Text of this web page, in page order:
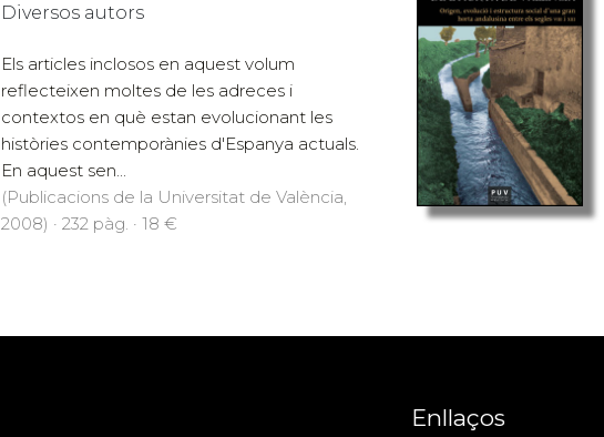
Diversos autors
Els articles inclosos en aquest volum
reflecteixen moltes de les adreces i
contextos en què estan evolucionant les
històries contemporànies d'Espanya actuals.
En aquest sen...
(Publicacions de la Universitat de València,
2008) · 232 pàg. · 18 €
Enllaços